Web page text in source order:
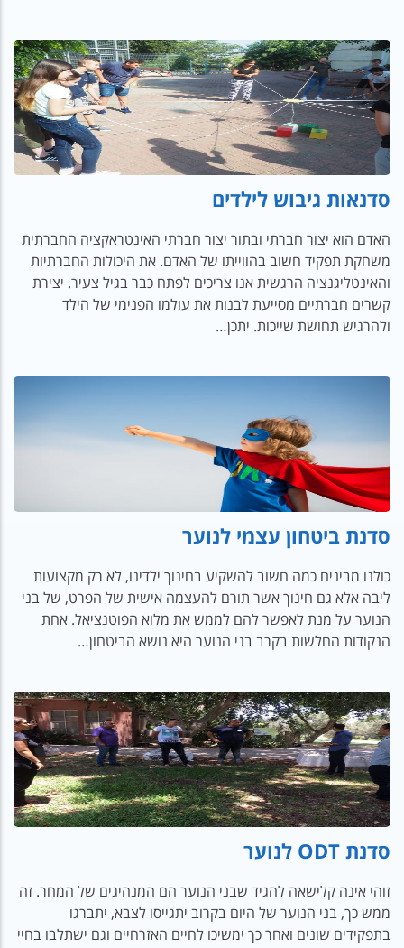
סדנאות גיבוש לילדים
האדם הוא יצור חברתי ובתור יצור חברתי האינטראקציה החברתית
משחקת תפקיד חשוב בהווייתו של האדם. את היכולות החברתיות
והאינטליגנציה הרגשית אנו צריכים לפתח כבר בגיל צעיר. יצירת
קשרים חברתיים מסייעת לבנות את עולמו הפנימי של הילד
ולהרגיש תחושת שייכות. יתכן…
סדנת ביטחון עצמי לנוער
כולנו מבינים כמה חשוב להשקיע בחינוך ילדינו, לא רק מקצועות
ליבה אלא גם חינוך אשר תורם להעצמה אישית של הפרט, של בני
הנוער על מנת לאפשר להם לממש את מלוא הפוטנציאל. אחת
הנקודות החלשות בקרב בני הנוער היא נושא הביטחון…
סדנת ODT לנוער
זוהי אינה קלישאה להגיד שבני הנוער הם המנהיגים של המחר. זה
ממש כך, בני הנוער של היום בקרוב יתגייסו לצבא, יתברגו
בתפקידים שונים ואחר כך ימשיכו לחיים האזרחיים וגם ישתלבו בחיי